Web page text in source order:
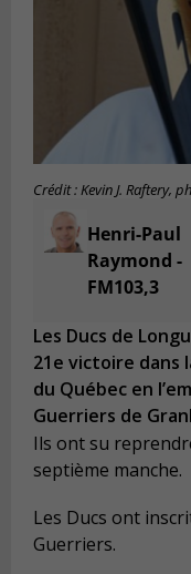
Crédit : Kevin J. Raftery,
Henri-Paul
Raymond -
FM103,3
Les Ducs de
21e victoire dans
du Québec en
Guerriers de
Ils ont su
septième manche.
Les Ducs ont
Guerriers.